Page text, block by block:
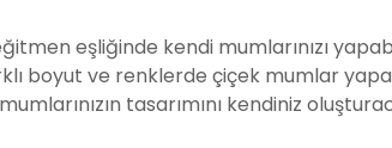
eşliğinde kendi mumlarınızı
boyut ve renklerde çiçek mumlar
tasarımını kendiniz